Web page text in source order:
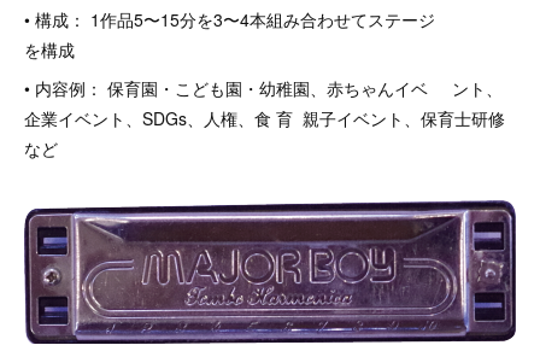
• 構成： 1作品5〜15分を3〜4本組み合わせてステージ
を構成
• 内容例： 保育園・こども園・幼稚園、赤ちゃんイベ ント、
企業イベント、SDGs、人権、食 育 親子イベント、保育士研修
など